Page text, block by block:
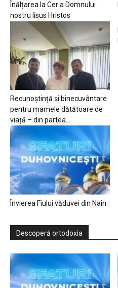
Înălțarea la Cer a Domnului
nostru Iisus Hristos
Recunoștință și binecuvântare
pentru mamele dătătoare de
viață – din partea...
Învierea Fiului văduvei din Nain
Descoperă ortodoxia